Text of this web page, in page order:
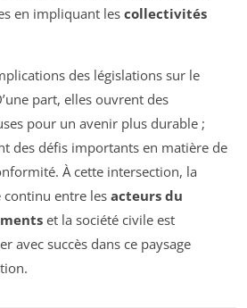
en impliquant les collectivités
des législations sur le
part, elles ouvrent des
pour un avenir plus durable ;
des défis importants en matière de
À cette intersection, la
continu entre les acteurs du
et la société civile est
avec succès dans ce paysage